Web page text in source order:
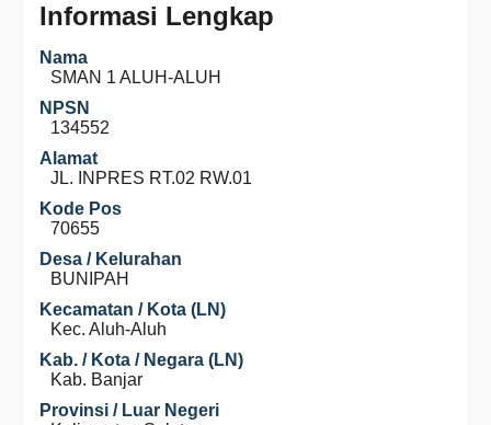
Informasi Lengkap
Nama
SMAN 1 ALUH-ALUH
NPSN
134552
Alamat
JL. INPRES RT.02 RW.01
Kode Pos
70655
Desa / Kelurahan
BUNIPAH
Kecamatan / Kota (LN)
Kec. Aluh-Aluh
Kab. / Kota / Negara (LN)
Kab. Banjar
Provinsi / Luar Negeri